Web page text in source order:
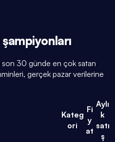
şampiyonları
son 30 günde en çok satan
gerçek pazar verilerine
Kateg
ori
Fi
y
at
Aylı
k
satı
ş